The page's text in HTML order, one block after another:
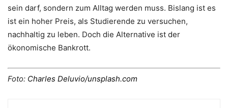
sein darf, sondern zum Alltag werden muss. Bislang ist es
ist ein hoher Preis, als Studierende zu versuchen,
nachhaltig zu leben. Doch die Alternative ist der
ökonomische Bankrott.
Foto: Charles Deluvio/unsplash.com